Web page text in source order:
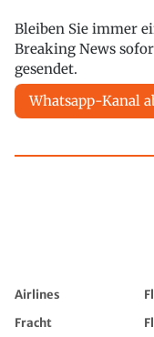
Bleiben Sie immer
Breaking News
gesendet.
Whatsapp-Kanal
Airlines
Fracht